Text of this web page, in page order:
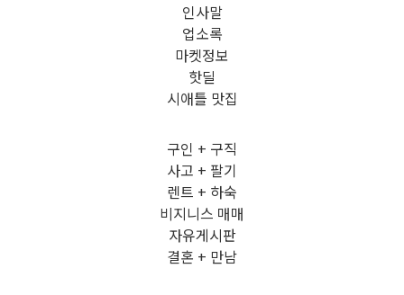
인사말
업소록
마켓정보
핫딜
시애틀 맛집
구인 + 구직
사고 + 팔기
렌트 + 하숙
비지니스 매매
자유게시판
결혼 + 만남